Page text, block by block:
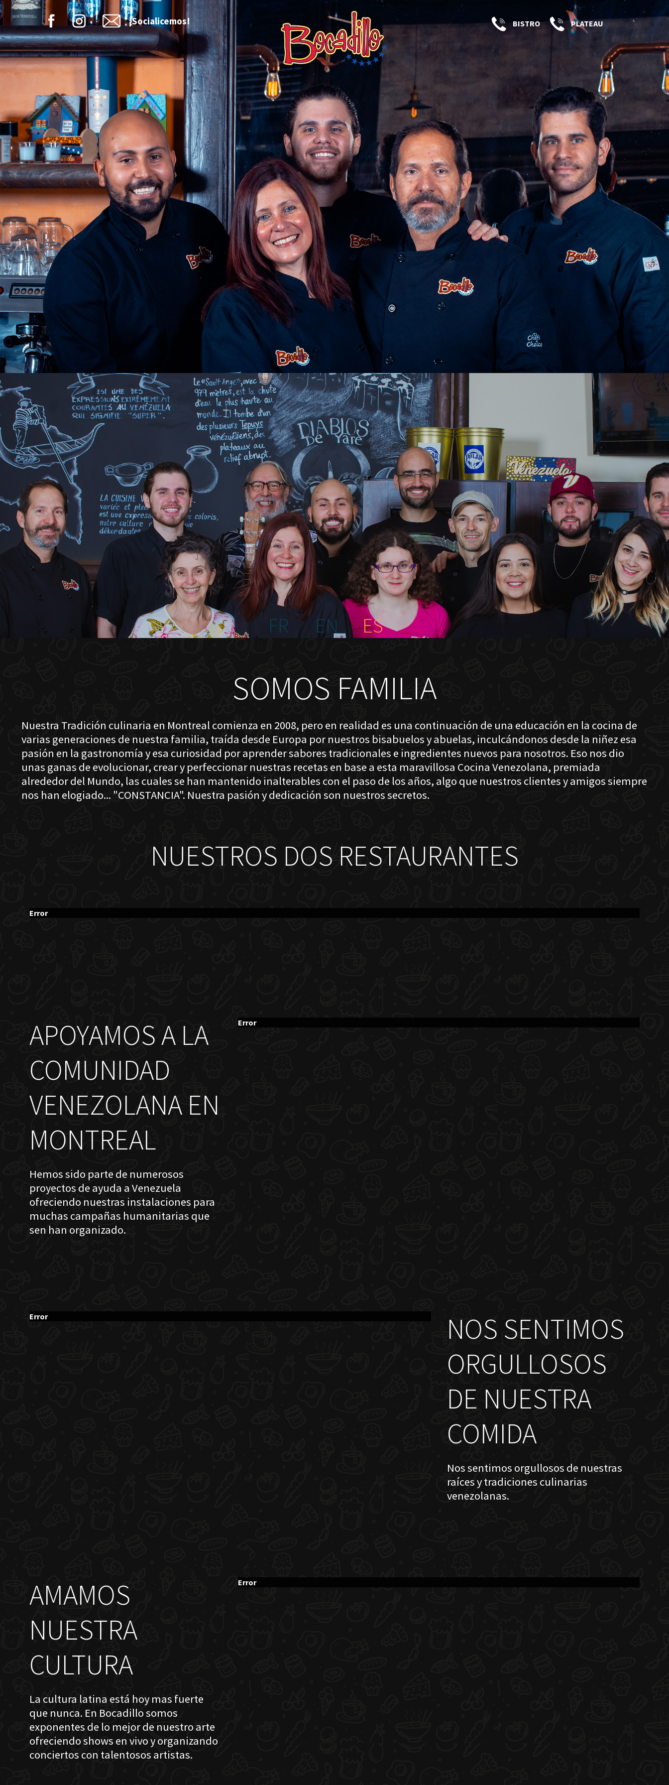
¡Socialicemos! BISTRO PLATEAU
INICIO
NOSOTROS
MENÚ PLATEAU
EVENTOS
RESERVACIONES
COMENTARIOS
CONTACTO
FR EN ES
SOMOS FAMILIA
Nuestra Tradición culinaria en Montreal comienza en 2008, pero en realidad es una continuación de una educación en la cocina de
varias generaciones de nuestra familia, traída desde Europa por nuestros bisabuelos y abuelas, inculcándonos desde la niñez esa
pasión en la gastronomía y esa curiosidad por aprender sabores tradicionales e ingredientes nuevos para nosotros. Eso nos dio
unas ganas de evolucionar, crear y perfeccionar nuestras recetas en base a esta maravillosa Cocina Venezolana, premiada
alrededor del Mundo, las cuales se han mantenido inalterables con el paso de los años, algo que nuestros clientes y amigos siempre
nos han elogiado... "CONSTANCIA". Nuestra pasión y dedicación son nuestros secretos.
NUESTROS DOS RESTAURANTES
Error
APOYAMOS A LA
COMUNIDAD
VENEZOLANA EN
MONTREAL
Hemos sido parte de numerosos
proyectos de ayuda a Venezuela
ofreciendo nuestras instalaciones para
muchas campañas humanitarias que
sen han organizado.
Error
NOS SENTIMOS
ORGULLOSOS
DE NUESTRA
COMIDA
Nos sentimos orgullosos de nuestras
raíces y tradiciones culinarias
venezolanas.
Error
AMAMOS
NUESTRA
CULTURA
La cultura latina está hoy mas fuerte
que nunca. En Bocadillo somos
exponentes de lo mejor de nuestro arte
ofreciendo shows en vivo y organizando
conciertos con talentosos artistas.
Error